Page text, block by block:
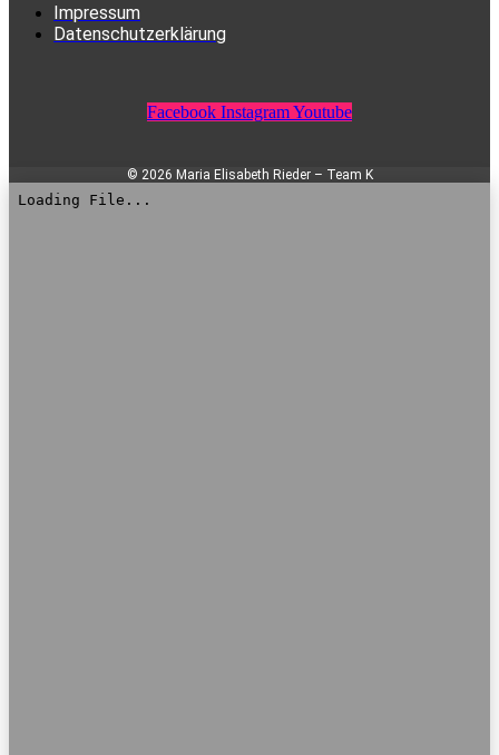
Impressum
Datenschutzerklärung
Facebook InstagramYoutube
© 2026 Maria Elisabeth Rieder – Team K